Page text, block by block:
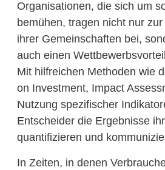
Organisationen, die sich um
bemühen, tragen nicht nur
ihrer Gemeinschaften bei,
auch einen
Mit hilfreichen Methoden wie
on Investment, Impact
Nutzung spezifischer
Entscheider die Ergebnisse
quantifizieren und
In Zeiten, in denen